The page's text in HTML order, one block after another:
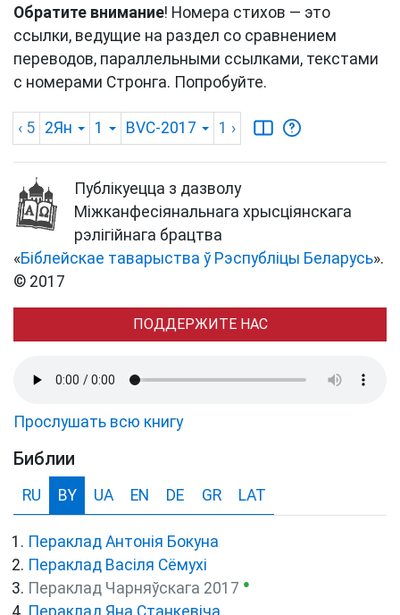
Обратите внимание! Номера стихов — это
ссылки, ведущие на раздел со сравнением
переводов, параллельными ссылками, текстами
с номерами Стронга. Попробуйте.
‹ 5 2Ян 1 BVC-2017 1 ›
Публікуецца з дазволу
Міжканфесіянальнага хрысціянскага
рэлігійнага брацтва
«Біблейскае таварыства ў Рэспубліцы Беларусь».
© 2017
ПОДДЕРЖИТЕ НАС
Прослушать всю книгу
Библии
RU BY UA EN DE GR LAT
Пераклад Антонія Бокуна
Пераклад Васіля Сёмухі
Пераклад Чарняўскага 2017 ●
Пераклад Яна Станкевіча